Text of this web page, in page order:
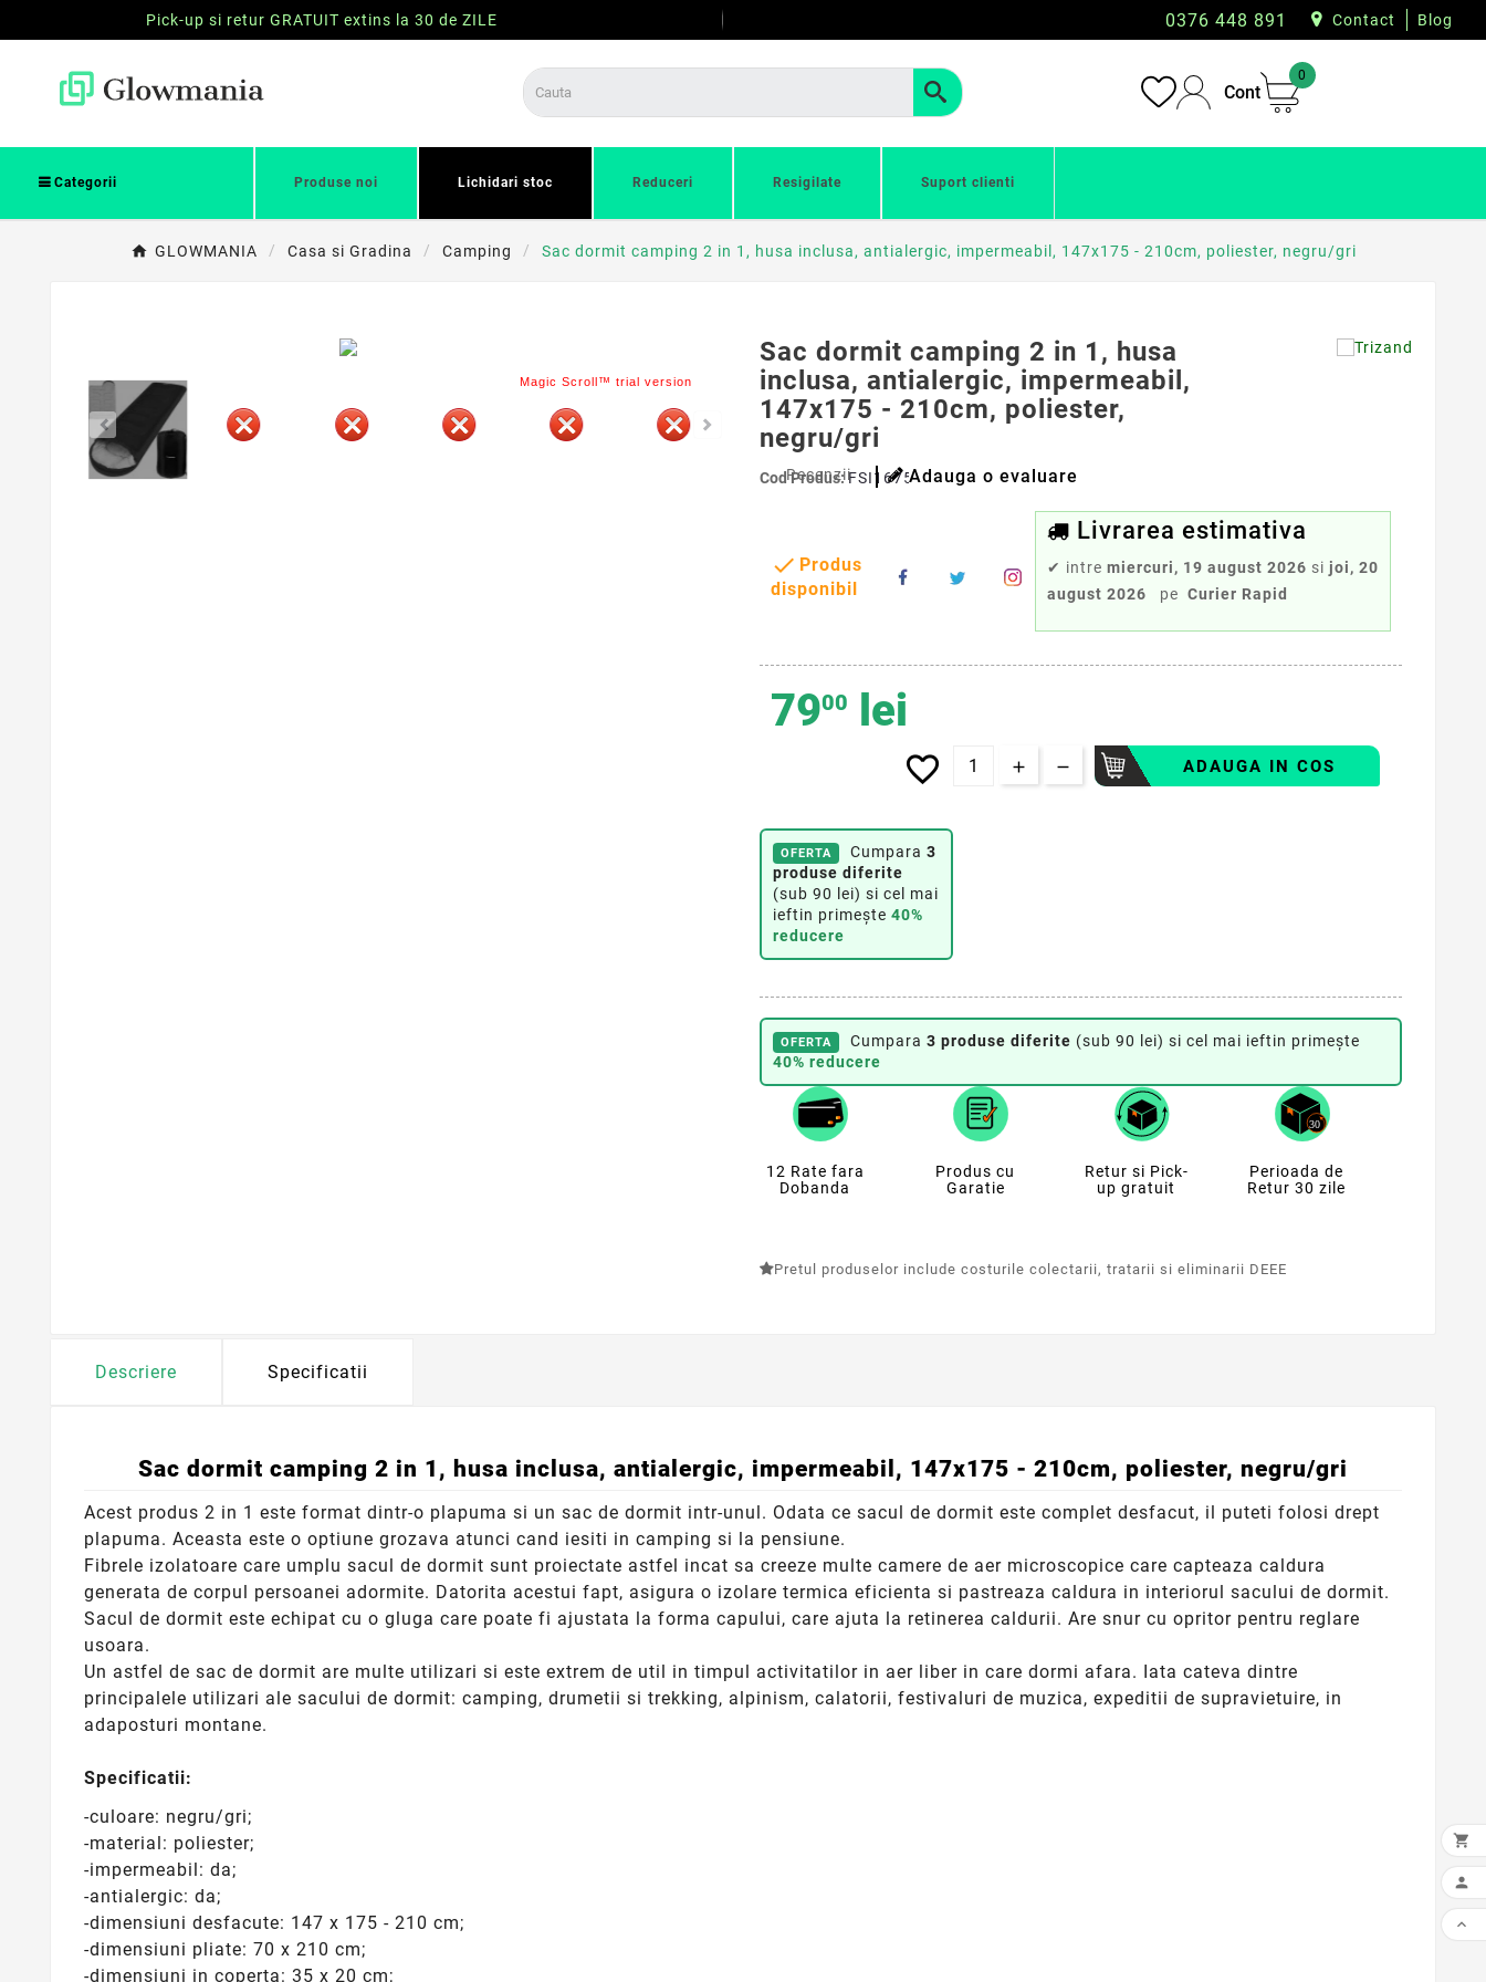
0376 448 891
Pick-up si retur GRATUIT extins la 30 de ZILE Contact Blog
Cont
0
Categorii Produse noi Lichidari stoc Reduceri Resigilate Suport clienti
GLOWMANIA Casa si Gradina Camping Sac dormit camping 2 in 1, husa inclusa, antialergic, impermeabil, 147x175 - 210cm, poliester, negru/gri
Magic Scroll™ trial version
Sac dormit camping 2 in 1, husa
inclusa, antialergic, impermeabil,
147x175 - 210cm, poliester,
negru/gri
Cod Produs:FSI16752
Recenzii Adauga o evaluare
 Produs
disponibil
Livrarea estimativa
✔ intre miercuri, 19 august 2026 si joi, 20
august 2026
pe Curier Rapid
7900 lei
favorite_border
OFERTA Cumpara 3
produse diferite
(sub 90 lei) si cel mai
ieftin primește 40%
reducere
ADAUGA IN COS
OFERTA Cumpara 3 produse diferite (sub 90 lei) si cel mai ieftin primește
40% reducere
12 Rate fara
Dobanda
Produs cu
Garatie
Retur si Pick-
up gratuit
Perioada de
Retur 30 zile
Pretul produselor include costurile colectarii, tratarii si eliminarii DEEE
Descriere Specificatii
Sac dormit camping 2 in 1, husa inclusa, antialergic, impermeabil, 147x175 - 210cm, poliester, negru/gri
Acest produs 2 in 1 este format dintr-o plapuma si un sac de dormit intr-unul. Odata ce sacul de dormit este complet desfacut, il puteti folosi drept
plapuma. Aceasta este o optiune grozava atunci cand iesiti in camping si la pensiune.
Fibrele izolatoare care umplu sacul de dormit sunt proiectate astfel incat sa creeze multe camere de aer microscopice care capteaza caldura
generata de corpul persoanei adormite. Datorita acestui fapt, asigura o izolare termica eficienta si pastreaza caldura in interiorul sacului de dormit.
Sacul de dormit este echipat cu o gluga care poate fi ajustata la forma capului, care ajuta la retinerea caldurii. Are snur cu opritor pentru reglare
usoara.
Un astfel de sac de dormit are multe utilizari si este extrem de util in timpul activitatilor in aer liber in care dormi afara. Iata cateva dintre
principalele utilizari ale sacului de dormit: camping, drumetii si trekking, alpinism, calatorii, festivaluri de muzica, expeditii de supravietuire, in
adaposturi montane.
Specificatii:
-culoare: negru/gri;
-material: poliester;
-impermeabil: da;
-antialergic: da;
-dimensiuni desfacute: 147 x 175 - 210 cm;
-dimensiuni pliate: 70 x 210 cm;
-dimensiuni in coperta: 35 x 20 cm;


